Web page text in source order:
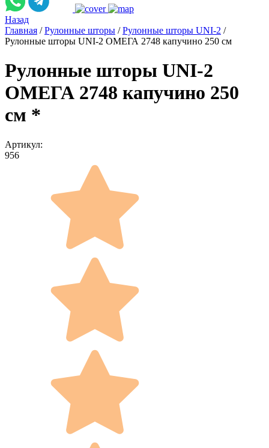
Назад
Главная / Рулонные шторы / Рулонные шторы UNI-2 /
Рулонные шторы UNI-2 ОМЕГА 2748 капучино 250 см
Рулонные шторы UNI-2
ОМЕГА 2748 капучино 250
см *
Артикул:
956